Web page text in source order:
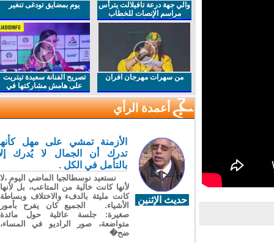
والي جهة درعة تافيلالت يترأس
مراسم الإنصات للخطاب
الملكي السامي بمناسبة
يوم بمضايق تودغى تنغير
من سهرات مهرجان افران
تصريح الفنانة سعيدة تيتريت
على هامش مشاركتها في
مهرجان افران
أعمدة الرأي
حديث الإثنين
الأزمنة تمشي على مهل كأنها
تدرك أن الجمال لا يُدرك إلا
بالتأمل في الكل .
نستعيد نوسطالجيا الماضي اليوم ،لا
لأنها كانت خالية من المتاعب، بل لأنها
كانت مليئة بالدفء والاختلاف وبساطة
الأشياء. الجميع كان يفرح بأمور
صغيرة: جلسة عائلية حول مائدة
متواضعة، صور الراديو في المساء،
ضح�